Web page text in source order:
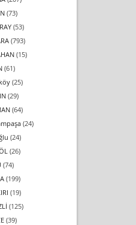
(73)
(53)
(793)
(15)
(61)
(25)
(29)
(64)
(24)
(24)
(26)
(74)
(199)
(19)
(125)
(39)